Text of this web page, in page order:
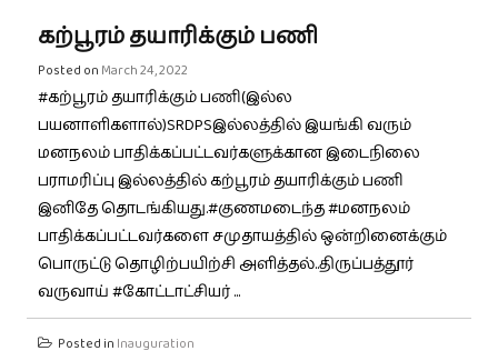
கற்பூரம் தயாரிக்கும் பணி
Posted on March 24, 2022
#கற்பூரம் தயாரிக்கும் பணி(இல்ல
பயனாளிகளால்)SRDPSஇல்லத்தில் இயங்கி வரும்
மனநலம் பாதிக்கப்பட்டவர்களுக்கான இடைநிலை
பராமரிப்பு இல்லத்தில் கற்பூரம் தயாரிக்கும் பணி
இனிதே தொடங்கியது.#குணமடைந்த #மனநலம்
பாதிக்கப்பட்டவர்களை சமுதாயத்தில் ஒன்றினைக்கும்
பொருட்டு தொழிற்பயிற்சி அளித்தல்..திருப்பத்தூர்
வருவாய் #கோட்டாட்சியர் ...
Posted in Inauguration